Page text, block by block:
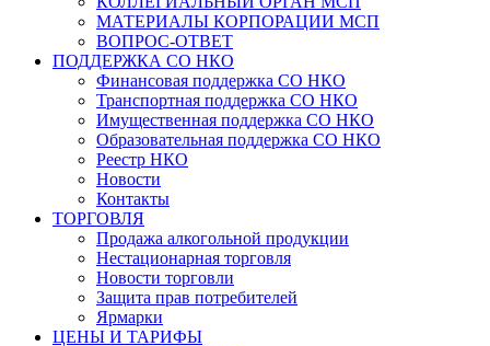
МАТЕРИАЛЫ КОРПОРАЦИИ МСП
ВОПРОС-ОТВЕТ
ПОДДЕРЖКА СО НКО
Финансовая поддержка СО НКО
Транспортная поддержка СО НКО
Имущественная поддержка СО НКО
Образовательная поддержка СО НКО
Реестр НКО
Новости
Контакты
ТОРГОВЛЯ
Продажа алкогольной продукции
Нестационарная торговля
Новости торговли
Защита прав потребителей
Ярмарки
ЦЕНЫ И ТАРИФЫ